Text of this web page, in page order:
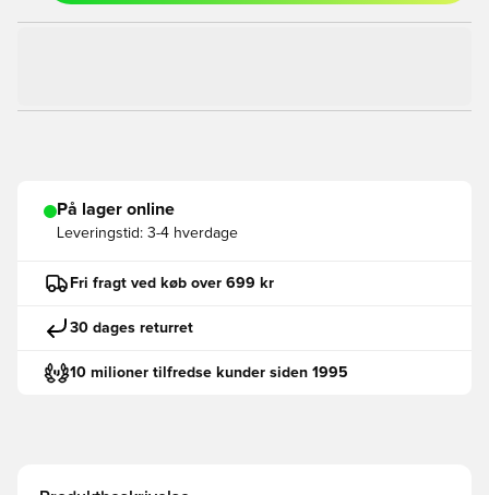
På lager online
Leveringstid: 3-4 hverdage
Fri fragt ved køb over 699 kr
30 dages returret
10 milioner tilfredse kunder siden 1995